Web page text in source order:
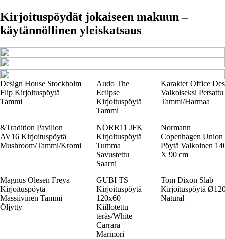
Kirjoituspöydät jokaiseen makuun –
käytännöllinen yleiskatsaus
Design House Stockholm
Flip Kirjoituspöytä
Tammi
Audo The
Eclipse
Kirjoituspöytä
Tammi
Karakter Office
Valkoiseksi Petsattu
Tammi/Harmaa
&Tradition Pavilion
AV16 Kirjoituspöytä
Mushroom/Tammi/Kromi
NORR11 JFK
Kirjoituspöytä
Tumma
Savustettu
Saarni
Normann
Copenhagen Union
Pöytä Valkoinen
X 90 cm
Magnus Olesen Freya
Kirjoituspöytä
Massiivinen Tammi
Öljytty
GUBI TS
Kirjoituspöytä
120x60
Kiillotettu
teräs/White
Carrara
Marmori
Tom Dixon Slab
Kirjoituspöytä
Natural